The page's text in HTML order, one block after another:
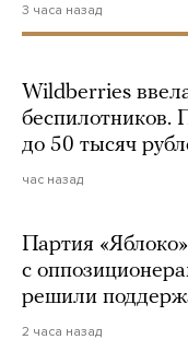
3 часа назад
Wildberries
беспилотников.
до 50 тысяч
час назад
Партия
с
решили
2 часа назад